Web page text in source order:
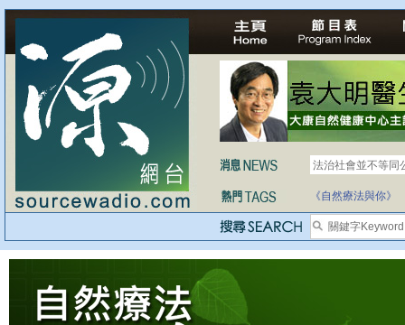
法治社會並不等同
自家教育合法化-
《自然療法與你》